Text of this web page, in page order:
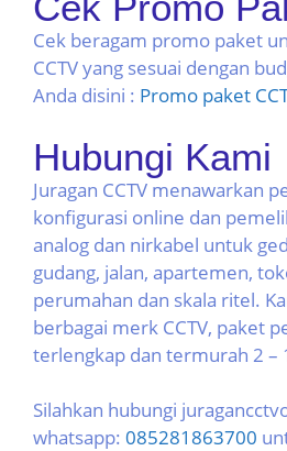
Cek beragam promo paket
CCTV yang sesuai dengan
Anda disini : Promo paket
Hubungi Kami
Juragan CCTV menawarkan
konfigurasi online dan
analog dan nirkabel untuk
gudang, jalan, apartemen,
perumahan dan skala ritel.
berbagai merk CCTV, paket
terlengkap dan termurah 2 –
Silahkan hubungi
whatsapp: 085281863700